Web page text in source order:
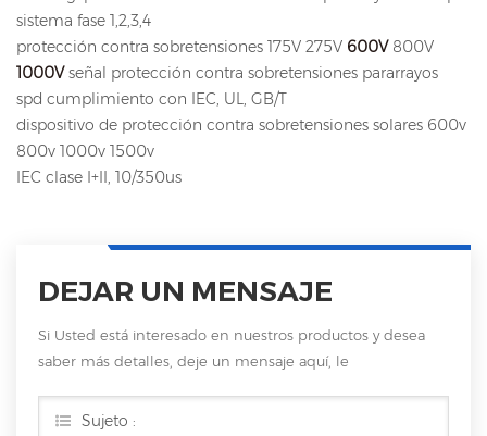
sistema fase 1,2,3,4
protección contra sobretensiones 175V 275V 600V 800V
1000Vseñal protección contra sobretensiones pararrayos
spd cumplimiento con IEC, UL, GB/T
dispositivo de protección contra sobretensiones solares 600v
800v 1000v 1500v
IEC clase I+II, 10/350us
DEJAR UN MENSAJE
Si Usted está interesado en nuestros productos y desea
saber más detalles, deje un mensaje aquí, le
Sujeto :